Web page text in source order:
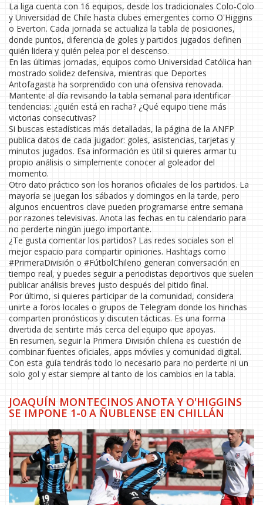
La liga cuenta con 16 equipos, desde los tradicionales Colo‑Colo
y Universidad de Chile hasta clubes emergentes como O'Higgins
o Everton. Cada jornada se actualiza la tabla de posiciones,
donde puntos, diferencia de goles y partidos jugados definen
quién lidera y quién pelea por el descenso.
En las últimas jornadas, equipos como Universidad Católica han
mostrado solidez defensiva, mientras que Deportes
Antofagasta ha sorprendido con una ofensiva renovada.
Mantente al día revisando la tabla semanal para identificar
tendencias: ¿quién está en racha? ¿Qué equipo tiene más
victorias consecutivas?
Si buscas estadísticas más detalladas, la página de la ANFP
publica datos de cada jugador: goles, asistencias, tarjetas y
minutos jugados. Esa información es útil si quieres armar tu
propio análisis o simplemente conocer al goleador del
momento.
Otro dato práctico son los horarios oficiales de los partidos. La
mayoría se juegan los sábados y domingos en la tarde, pero
algunos encuentros clave pueden programarse entre semana
por razones televisivas. Anota las fechas en tu calendario para
no perderte ningún juego importante.
¿Te gusta comentar los partidos? Las redes sociales son el
mejor espacio para compartir opiniones. Hashtags como
#PrimeraDivisión o #FútbolChileno generan conversación en
tiempo real, y puedes seguir a periodistas deportivos que suelen
publicar análisis breves justo después del pitido final.
Por último, si quieres participar de la comunidad, considera
unirte a foros locales o grupos de Telegram donde los hinchas
comparten pronósticos y discuten tácticas. Es una forma
divertida de sentirte más cerca del equipo que apoyas.
En resumen, seguir la Primera División chilena es cuestión de
combinar fuentes oficiales, apps móviles y comunidad digital.
Con esta guía tendrás todo lo necesario para no perderte ni un
solo gol y estar siempre al tanto de los cambios en la tabla.
JOAQUÍN MONTECINOS ANOTA Y O'HIGGINS
SE IMPONE 1-0 A ÑUBLENSE EN CHILLÁN